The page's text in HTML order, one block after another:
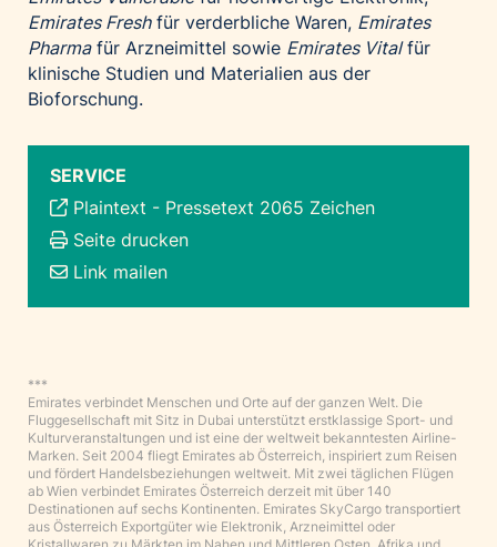
Emirates Freshfür verderbliche Waren, Emirates
Pharmafür Arzneimittel sowie Emirates Vitalfür
klinische Studien und Materialien aus der
Bioforschung.
SERVICE
Plaintext - Pressetext 2065 Zeichen
Seite drucken
Link mailen
***
Emirates verbindet Menschen und Orte auf der ganzen Welt. Die
Fluggesellschaft mit Sitz in Dubai unterstützt erstklassige Sport- und
Kulturveranstaltungen und ist eine der weltweit bekanntesten Airline-
Marken. Seit 2004 fliegt Emirates ab Österreich, inspiriert zum Reisen
und fördert Handelsbeziehungen weltweit. Mit zwei täglichen Flügen
ab Wien verbindet Emirates Österreich derzeit mit über 140
Destinationen auf sechs Kontinenten. Emirates SkyCargo transportiert
aus Österreich Exportgüter wie Elektronik, Arzneimittel oder